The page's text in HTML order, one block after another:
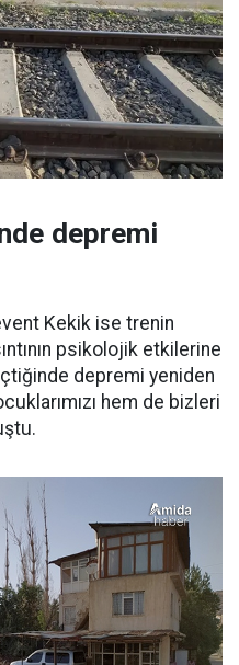
depremi
Kekik ise trenin
psikolojik etkilerine
depremi yeniden
hem de bizleri